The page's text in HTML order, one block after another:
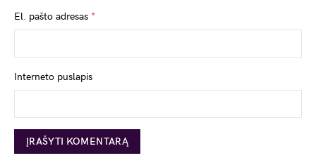
El. pašto adresas *
Interneto puslapis